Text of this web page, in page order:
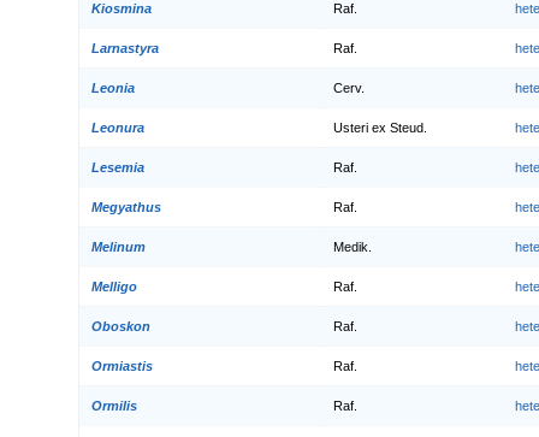
Kiosmina Raf.
Larnastyra Raf.
Leonia Cerv.
Leonura Usteri ex Steud.
Lesemia Raf.
Megyathus Raf.
Melinum Medik.
Melligo Raf.
Oboskon Raf.
Ormiastis Raf.
Ormilis Raf.